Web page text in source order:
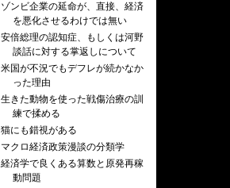
ゾンビ企業の延命が、直接、経済
を悪化させるわけでは無い
安倍総理の認知症、もしくは河野
談話に対する掌返しについて
米国が不況でもデフレが続かなか
った理由
生きた動物を使った戦傷治療の訓
練で揉める
猫にも錯視がある
マクロ経済政策漫談の分類学
経済学で良くある算数と原発再稼
動問題